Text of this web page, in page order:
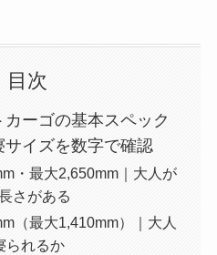
目次
ーゴの基本スペック
サイズを数字で確認
・最大2,650mm｜大人が
さがある
（最大1,410mm）｜大人
られるか